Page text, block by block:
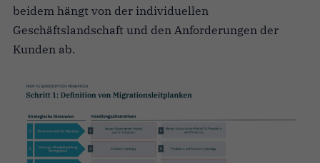
beidem hängt von der individuellen
Geschäftslandschaft und den Anforderungen der
Kunden ab.